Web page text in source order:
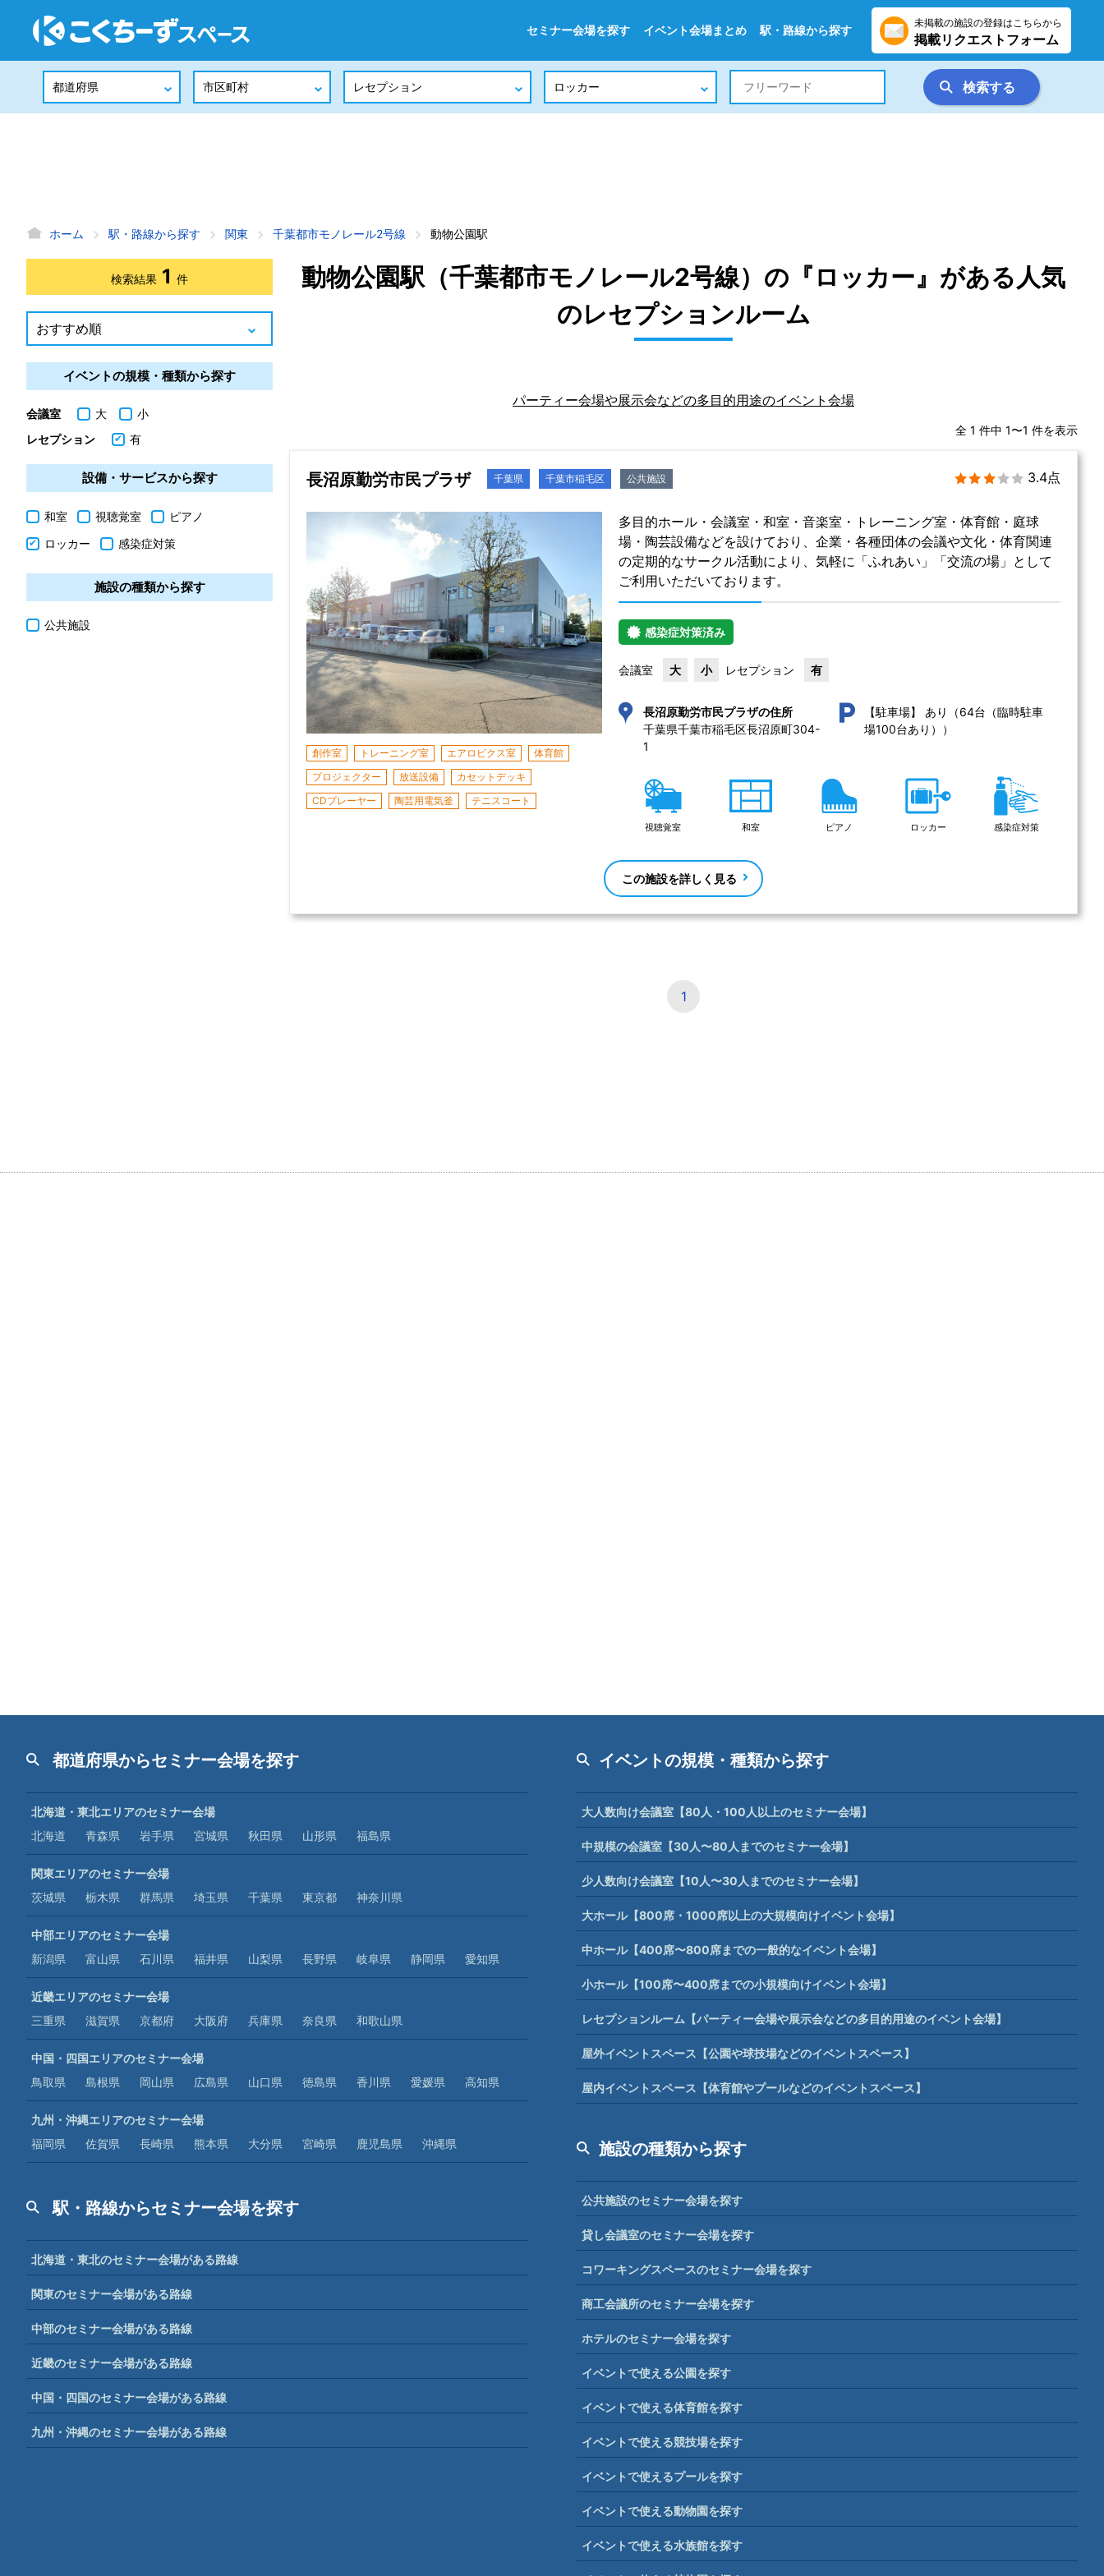
セミナー会場を探す イベント会場まとめ 駅・路線から探す
未掲載の施設の登録はこちらから
掲載リクエストフォーム
検索する
ホーム 駅・路線から探す 関東 千葉都市モノレール2号線 動物公園駅
動物公園駅（千葉都市モノレール2号線）の『ロッカー』がある人気
のレセプションルーム
パーティー会場や展示会などの多目的用途のイベント会場
全 1 件中 1〜1 件を表示
長沼原勤労市民プラザ 千葉県 千葉市稲毛区 公共施設 3.4点
創作室 トレーニング室 エアロビクス室
体育館
プロジェクター
放送設備
カセットデッキ
CDプレーヤー
陶芸用電気釜 テニスコート
多目的ホール・会議室・和室・音楽室・トレーニング室・体育館・庭球
場・陶芸設備などを設けており、企業・各種団体の会議や文化・体育関連
の定期的なサークル活動により、気軽に「ふれあい」「交流の場」として
ご利用いただいております。
感染症対策済み
会議室 大 小 レセプション 有
長沼原勤労市民プラザの住所
千葉県千葉市稲毛区長沼原町304-
1
【駐車場】
あり（64台（臨時駐車
場100台あり））
視聴覚室 和室 ピアノ ロッカー 感染症対策
この施設を詳しく見る
1
検索結果 1 件
イベントの規模・種類から探す
会議室 大
小
レセプション
有
設備・サービスから探す
和室 視聴覚室
ピアノ
ロッカー
感染症対策
施設の種類から探す
公共施設
都道府県からセミナー会場を探す
北海道・東北エリアのセミナー会場
北海道
青森県 岩手県 宮城県 秋田県 山形県 福島県
関東エリアのセミナー会場
茨城県
栃木県 群馬県 埼玉県 千葉県 東京都 神奈川県
中部エリアのセミナー会場
新潟県
富山県 石川県 福井県 山梨県 長野県 岐阜県 静岡県 愛知県
近畿エリアのセミナー会場
三重県
滋賀県 京都府 大阪府 兵庫県 奈良県 和歌山県
中国・四国エリアのセミナー会場
鳥取県
島根県 岡山県 広島県 山口県 徳島県 香川県 愛媛県 高知県
九州・沖縄エリアのセミナー会場
福岡県
佐賀県 長崎県 熊本県 大分県 宮崎県 鹿児島県 沖縄県
駅・路線からセミナー会場を探す
北海道・東北のセミナー会場がある路線
関東のセミナー会場がある路線
中部のセミナー会場がある路線
近畿のセミナー会場がある路線
中国・四国のセミナー会場がある路線
九州・沖縄のセミナー会場がある路線
イベントの規模・種類から探す
大人数向け会議室【80人・100人以上のセミナー会場】
中規模の会議室【30人〜80人までのセミナー会場】
少人数向け会議室【10人〜30人までのセミナー会場】
大ホール【800席・1000席以上の大規模向けイベント会場】
中ホール【400席〜800席までの一般的なイベント会場】
小ホール【100席〜400席までの小規模向けイベント会場】
レセプションルーム【パーティー会場や展示会などの多目的用途のイベント会場】
屋外イベントスペース【公園や球技場などのイベントスペース】
屋内イベントスペース【体育館やプールなどのイベントスペース】
施設の種類から探す
公共施設のセミナー会場を探す
貸し会議室のセミナー会場を探す
コワーキングスペースのセミナー会場を探す
商工会議所のセミナー会場を探す
ホテルのセミナー会場を探す
イベントで使える公園を探す
イベントで使える体育館を探す
イベントで使える競技場を探す
イベントで使えるプールを探す
イベントで使える動物園を探す
イベントで使える水族館を探す